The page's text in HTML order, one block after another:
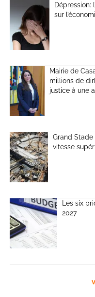
Dépression:
sur
Mairie de
millions de
justice à une
Grand Stade
vitesse
Les six
2027